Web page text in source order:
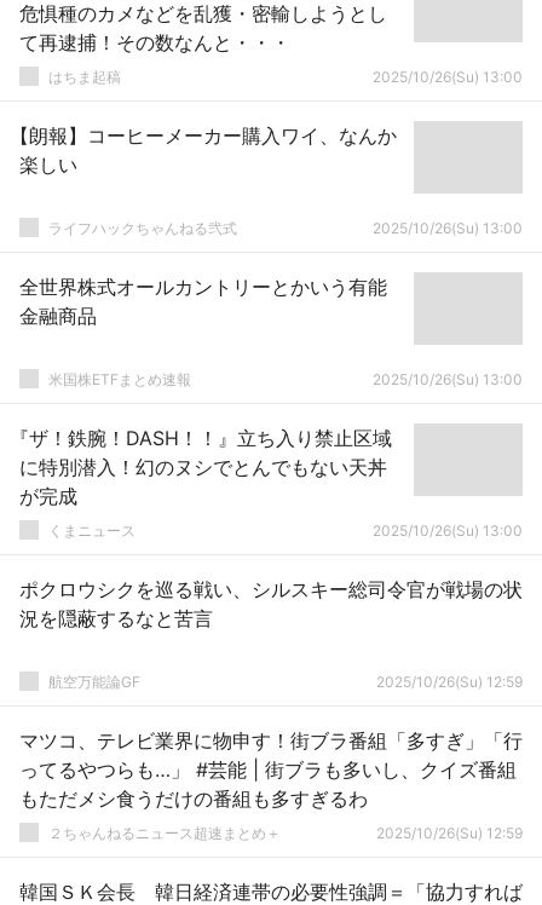
危惧種のカメなどを乱獲・密輸しようとし
て再逮捕！その数なんと・・・
はちま起稿 2025/10/26(Su) 13:00
【朗報】コーヒーメーカー購入ワイ、なんか
楽しい
ライフハックちゃんねる弐式 2025/10/26(Su) 13:00
全世界株式オールカントリーとかいう有能
金融商品
米国株ETFまとめ速報 2025/10/26(Su) 13:00
『ザ！鉄腕！DASH！！』立ち入り禁止区域
に特別潜入！幻のヌシでとんでもない天丼
が完成
くまニュース 2025/10/26(Su) 13:00
ポクロウシクを巡る戦い、シルスキー総司令官が戦場の状
況を隠蔽するなと苦言
航空万能論GF 2025/10/26(Su) 12:59
マツコ、テレビ業界に物申す！街ブラ番組「多すぎ」「行
ってるやつらも…」 #芸能 | 街ブラも多いし、クイズ番組
もただメシ食うだけの番組も多すぎるわ
２ちゃんねるニュース超速まとめ＋ 2025/10/26(Su) 12:59
韓国ＳＫ会長 韓日経済連帯の必要性強調＝「協力すれば